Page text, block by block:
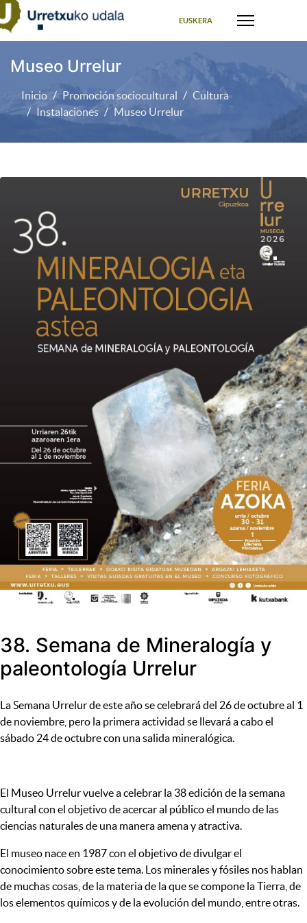
EUSKERA
Museo Urrelur
Inicio Promoción sociocultural
Cultura
Instalaciones
Museo Urrelur
38. Semana de Mineralogía y
paleontología Urrelur
La Semana Urrelur de este año se celebrará del 26 de octubre al 1
de noviembre, pero la primera actividad se llevará a cabo el
sábado 24 de octubre con una salida mineralógica.
El Museo Urrelur vuelve a celebrar la 38 edición de la semana
cultural con el objetivo de acercar al público el mundo de las
ciencias naturales de una manera amena y atractiva.
El museo nace en 1987 con el objetivo de divulgar el
conocimiento sobre este tema. Los minerales y fósiles nos hablan
de muchas cosas, de la materia de la que se compone la Tierra, de
los elementos químicos y de la evolución del mundo, entre otras.